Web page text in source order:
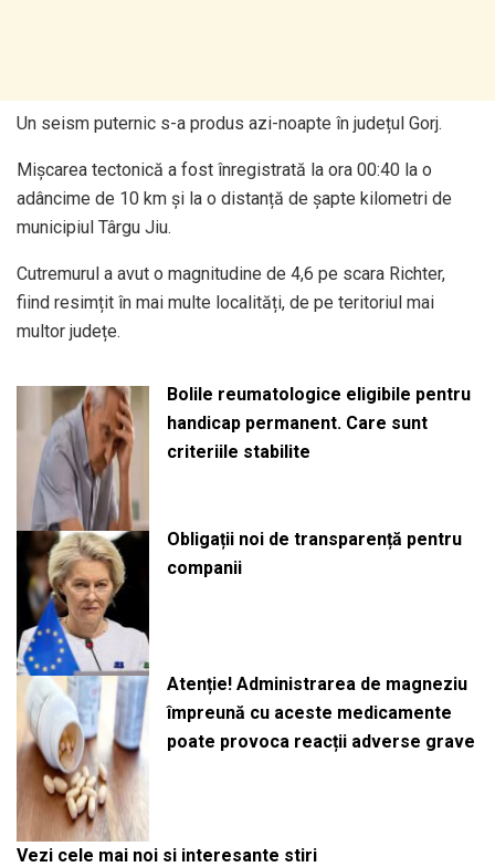
Un seism puternic s-a produs azi-noapte în județul Gorj.
Mișcarea tectonică a fost înregistrată la ora 00:40 la o
adâncime de 10 km și la o distanță de șapte kilometri de
municipiul Târgu Jiu.
Cutremurul a avut o magnitudine de 4,6 pe scara Richter,
fiind resimțit în mai multe localități, de pe teritoriul mai
multor județe.
Bolile reumatologice eligibile pentru
handicap permanent. Care sunt
criteriile stabilite
Obligații noi de transparență pentru
companii
Atenție! Administrarea de magneziu
împreună cu aceste medicamente
poate provoca reacții adverse grave
Vezi cele mai noi si interesante stiri